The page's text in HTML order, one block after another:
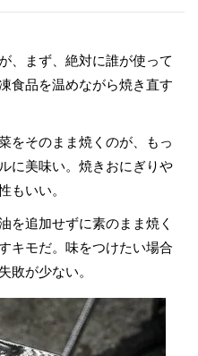
、まず、絶対に誰が使って
食品を温めながら焼き直す
をそのまま焼くのが、もっ
に美味い。焼きおにぎりや
もいい。
を追加せずに素のまま焼く
キモだ。味をつけたい場合
敗が少ない。